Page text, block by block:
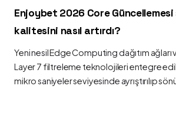
Enjoybet 2026 Core Güncellemesi
kalitesini nasıl artırdı?
Yeni nesil Edge Computing dağıtım ağları
Layer 7 filtreleme teknolojileri entegre
mikro saniyeler seviyesinde ayrıştırılıp